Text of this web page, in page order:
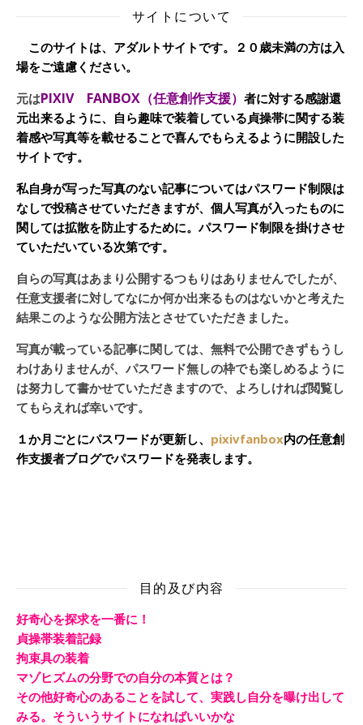
サイトについて
このサイトは、アダルトサイトです。２０歳未満の方は入
場をご遠慮ください。
元はPIXIV FANBOX（任意創作支援） 者に対する感謝還
元出来るように、自ら趣味で装着している貞操帯に関する装
着感や写真等を載せることで喜んでもらえるように開設した
サイトです。
私自身が写った写真のない記事についてはパスワード制限は
なしで投稿させていただきますが、個人写真が入ったものに
関しては拡散を防止するために。パスワード制限を掛けさせ
ていただいている次第です。
自らの写真はあまり公開するつもりはありませんでしたが、
任意支援者に対してなにか何か出来るものはないかと考えた
結果このような公開方法とさせていただきました。
写真が載っている記事に関しては、無料で公開できずもうし
わけありませんが、パスワード無しの枠でも楽しめるように
は努力して書かせていただきますので、よろしければ閲覧し
てもらえれば幸いです。
１か月ごとにパスワードが更新し、 pixivfanbox内の任意創
作支援者ブログでパスワードを発表します。
目的及び内容
好奇心を探求を一番に！
貞操帯装着記録
拘束具の装着
マゾヒズムの分野での自分の本質とは？
その他好奇心のあることを試して、実践し自分を曝け出して
みる。そういうサイトになればいいかな